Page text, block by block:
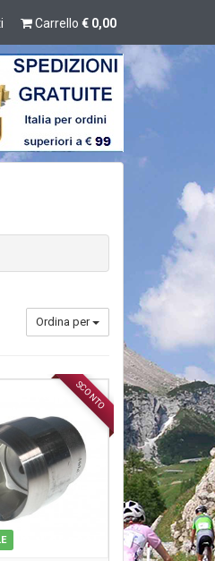
Carrello € 0,00
Ordina per
SCONTO
ACCESSORI